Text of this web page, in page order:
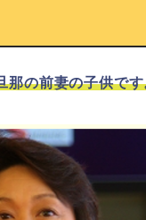
那の前妻の子供で